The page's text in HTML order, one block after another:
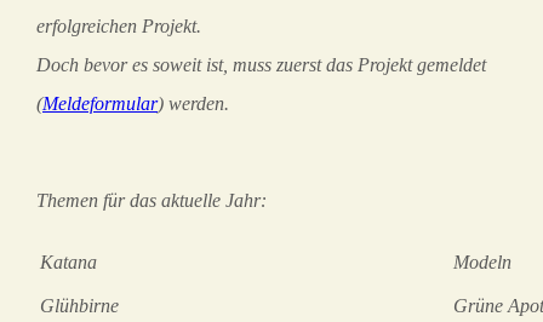
erfolgreichen Projekt.
Doch bevor es soweit ist, muss zuerst das Projekt gemeldet
(Meldeformular) werden.
Themen für das aktuelle Jahr:
Katana Modeln
Glühbirne Grüne